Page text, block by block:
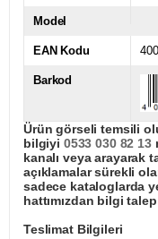
Model
EAN Kodu
Barkod
Ürün görseli temsili
bilgiyi 0533 030 82 13
kanalı veya arayarak
açıklamalar sürekli
sadece kataloglarda
hattımızdan bilgi
Teslimat Bilgileri